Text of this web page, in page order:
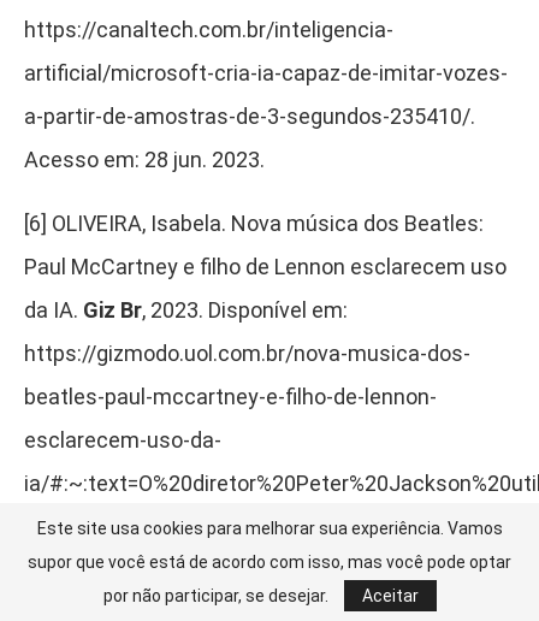
https://canaltech.com.br/inteligencia-
artificial/microsoft-cria-ia-capaz-de-imitar-vozes-
a-partir-de-amostras-de-3-segundos-235410/.
Acesso em: 28 jun. 2023.
[6] OLIVEIRA, Isabela. Nova música dos Beatles:
Paul McCartney e filho de Lennon esclarecem uso
da IA. Giz Br, 2023. Disponível em:
https://gizmodo.uol.com.br/nova-musica-dos-
beatles-paul-mccartney-e-filho-de-lennon-
esclarecem-uso-da-
ia/
Acesso em: 28 jun. 2023.
CRUZ, Branco Felipe. De Sinatra a The Weeknd,
Este site usa cookies para melhorar sua experiência. Vamos
supor que você está de acordo com isso, mas você pode optar
por não participar, se desejar.
Aceitar